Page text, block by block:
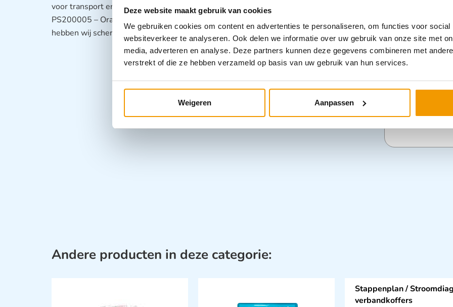
Deze website maakt gebruik van cookies
We gebruiken cookies om content en advertenties te personaliseren, om functies voor
websiteverkeer te analyseren. Ook delen we informatie over uw gebruik van onze site met
media, adverteren en analyse. Deze partners kunnen deze gegevens combineren met
verstrekt of die ze hebben verzameld op basis van uw gebruik van hun services.
Weigeren Aanpassen
voor transport en twee kliksluitingen.Leverbaar in vier kleuren:
PS200005 – Oranje -PS200029 -Wit -PS200028 – Groen
hebben wij scherpe prijzen. Vraag een offerte aan via: klantenservice@arvem.nl
– Sluiting
– Een
– Standaard
Omdoos
– 4 stuks
Tassen,
Andere producten in deze categorie:
Stappenplan /
verbandkoffers